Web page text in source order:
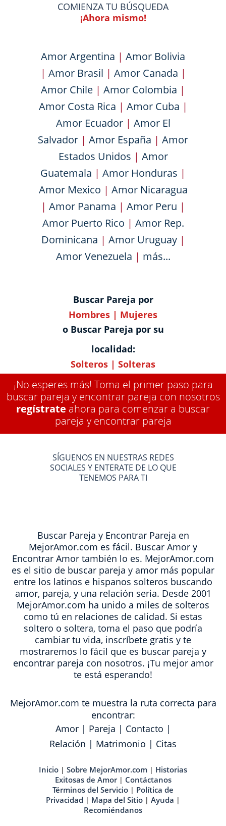
COMIENZA TU BÚSQUEDA
¡Ahora mismo!
Amor Argentina | Amor Bolivia
| Amor Brasil | Amor Canada |
Amor Chile | Amor Colombia |
Amor Costa Rica | Amor Cuba |
Amor Ecuador| Amor El
Salvador | Amor España | Amor
Estados Unidos | Amor
Guatemala | Amor Honduras |
Amor Mexico | Amor Nicaragua
| Amor Panama | Amor Peru |
Amor Puerto Rico | Amor Rep.
Dominicana | Amor Uruguay|
Amor Venezuela | más...
Buscar Pareja por
Hombres | Mujeres
o Buscar Pareja por su
localidad:
Solteros | Solteras
¡No esperes más! Toma el primer paso para
buscar pareja y encontrar pareja con nosotros
regístrate ahora para comenzar a buscar
pareja y encontrar pareja
SÍGUENOS EN NUESTRAS REDES
SOCIALES Y ENTERATE DE LO QUE
TENEMOS PARA TI
Buscar Pareja y Encontrar Pareja en
MejorAmor.com es fácil. Buscar Amor y
Encontrar Amor también lo es. MejorAmor.com
es el sitio de buscar pareja y amor más popular
entre los latinos e hispanos solteros buscando
amor, pareja, y una relación seria. Desde 2001
MejorAmor.com ha unido a miles de solteros
como tú en relaciones de calidad. Si estas
soltero o soltera, toma el paso que podría
cambiar tu vida, inscríbete gratis y te
mostraremos lo fácil que es buscar pareja y
encontrar pareja con nosotros. ¡Tu mejor amor
te está esperando!
MejorAmor.com te muestra la ruta correcta para
encontrar:
Amor| Pareja | Contacto |
Relación | Matrimonio | Citas
Inicio | Sobre MejorAmor.com | Historias
Exitosas de Amor| Contáctanos
Términos del Servicio | Política de
Privacidad | Mapa del Sitio | Ayuda |
Recomiéndanos